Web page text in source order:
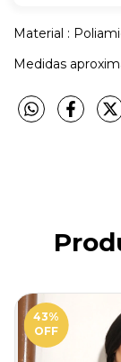
Material :
Medidas
43%
OFF